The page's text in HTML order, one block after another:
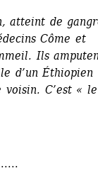
atteint de
Côme et
Ils
d’un Éthiopien
C’est « le